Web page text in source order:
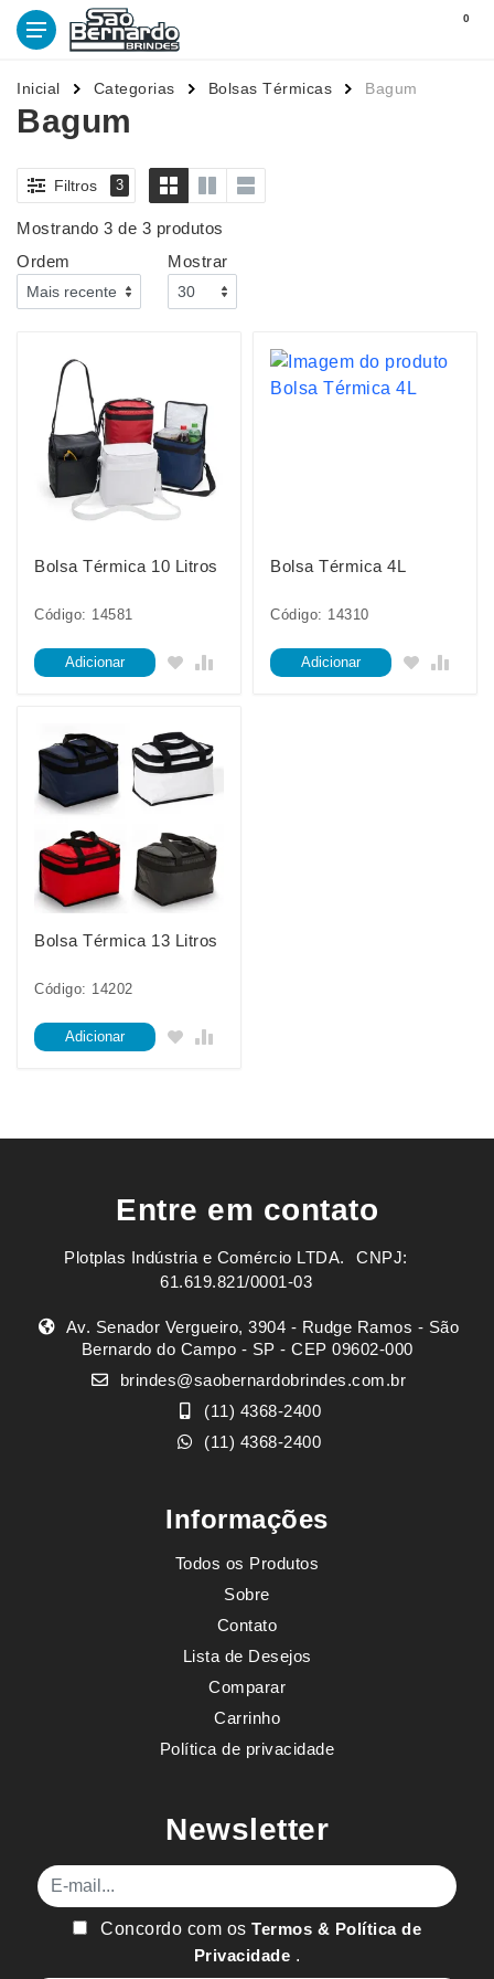
0
Inicial Categorias Bolsas Térmicas Bagum
Bagum
Filtros 3
Mostrando 3 de 3 produtos
Ordem
Mostrar
Bolsa Térmica 10 Litros
Código: 14581
Adicionar
Bolsa Térmica 4L
Código: 14310
Adicionar
Bolsa Térmica 13 Litros
Código: 14202
Adicionar
Entre em contato
Plotplas Indústria e Comércio LTDA. ㅤㅤㅤ CNPJ:
61.619.821/0001-03
Av. Senador Vergueiro, 3904 - Rudge Ramos - São
Bernardo do Campo - SP - CEP 09602-000
brindes@saobernardobrindes.com.br
(11) 4368-2400
(11) 4368-2400
Informações
Todos os Produtos
Sobre
Contato
Lista de Desejos
Comparar
Carrinho
Política de privacidade
Newsletter
E-mail
Concordo com osTermos & Política de
Privacidade .